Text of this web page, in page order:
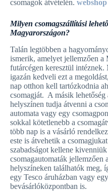
csomagok átvételén.
Milyen csomagszállítási
Magyarországon?
Talán legtöbben a
ismerik, amelyet jellemzően a
futárcégen keresztül
igazán kedveli ezt a
nap otthon kell tartózkodnia
csomagját. A másik lehetőség
helyszínen tudja átvenni a
automata vagy egy
sokkal kötetlenebb a
több nap is a vásárló
este is átvehetik a
szabadságot kellene
csomagautomaták jellemzően
helyszíneken találhatók meg,
egy Tesco áruházban vagy
bevásárlóközpontban is.